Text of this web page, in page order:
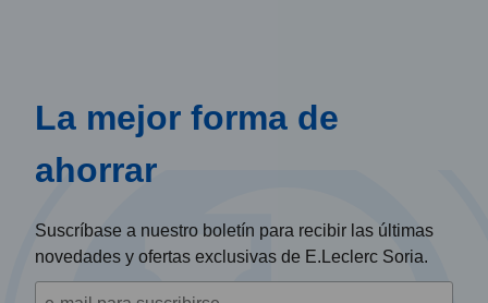
La mejor forma de
ahorrar
Suscríbase a nuestro boletín para recibir las últimas
novedades y ofertas exclusivas de E.Leclerc Soria.